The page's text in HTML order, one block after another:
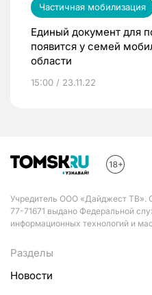
Частичная мобилизация
Единый документ для
появится у семей
области
15:00 / 23.11.22
Учредитель ООО «Дайджест
77-71671 выдано Федеральной
информационных технологий и
Разделы
Новости